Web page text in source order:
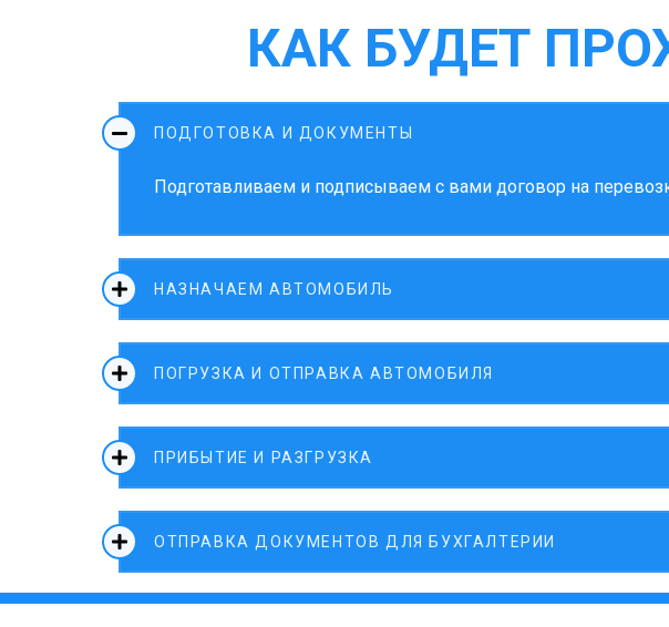
КАК БУДЕТ
ПОДГОТОВКА И ДОКУМЕНТЫ
Подготавливаем и подписываем с вами договор на
НАЗНАЧАЕМ АВТОМОБИЛЬ
ПОГРУЗКА И ОТПРАВКА АВТОМОБИЛЯ
ПРИБЫТИЕ И РАЗГРУЗКА
ОТПРАВКА ДОКУМЕНТОВ ДЛЯ БУХГАЛТЕРИИ